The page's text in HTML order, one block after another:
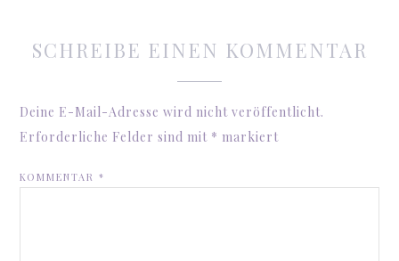
SCHREIBE EINEN KOMMENTAR
Deine E-Mail-Adresse wird nicht veröffentlicht.
Erforderliche Felder sind mit * markiert
KOMMENTAR*